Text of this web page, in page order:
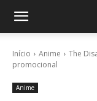
Início Anime
The
promocional
Anime